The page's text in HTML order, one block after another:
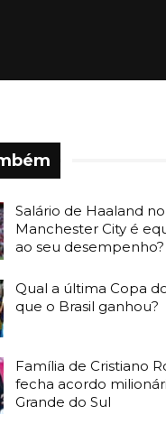
Salário de Haaland no
Manchester City é
ao seu desempenho?
Qual a última Copa
que o Brasil ganhou?
Família de Cristiano
fecha acordo
Grande do Sul